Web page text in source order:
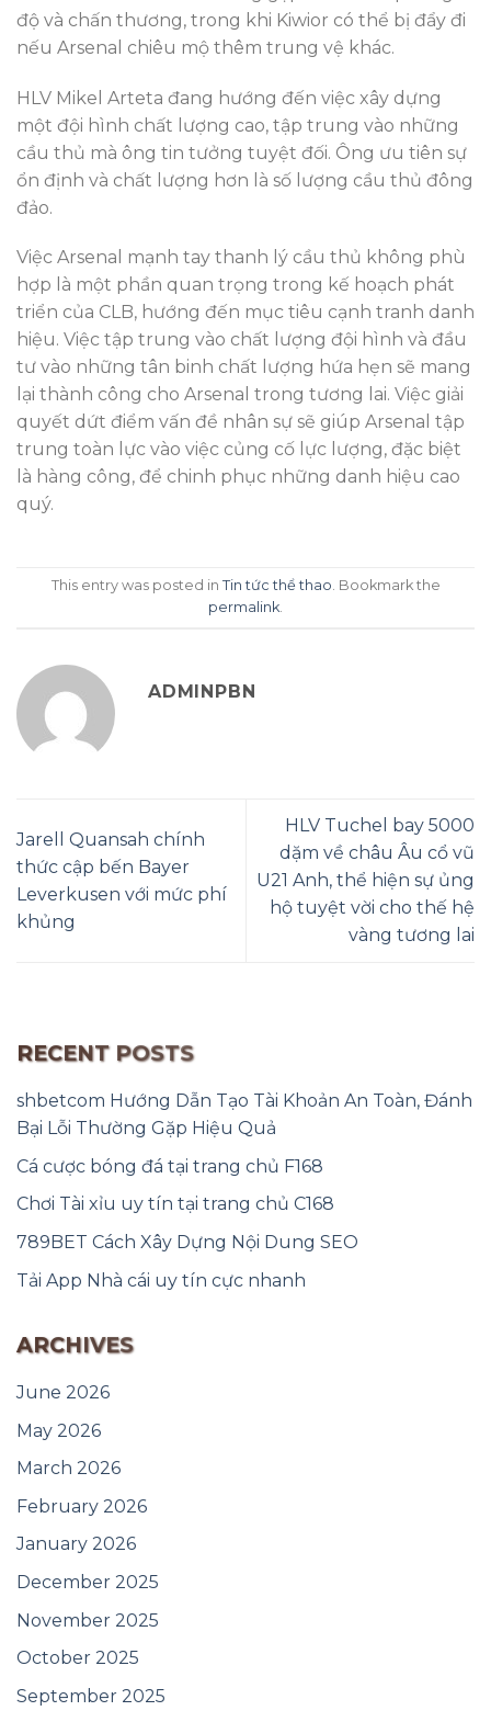
độ và chấn thương, trong khi Kiwior có thể bị đẩy đi
nếu Arsenal chiêu mộ thêm trung vệ khác.
HLV Mikel Arteta đang hướng đến việc xây dựng
một đội hình chất lượng cao, tập trung vào những
cầu thủ mà ông tin tưởng tuyệt đối. Ông ưu tiên sự
ổn định và chất lượng hơn là số lượng cầu thủ đông
đảo.
Việc Arsenal mạnh tay thanh lý cầu thủ không phù
hợp là một phần quan trọng trong kế hoạch phát
triển của CLB, hướng đến mục tiêu cạnh tranh danh
hiệu. Việc tập trung vào chất lượng đội hình và đầu
tư vào những tân binh chất lượng hứa hẹn sẽ mang
lại thành công cho Arsenal trong tương lai. Việc giải
quyết dứt điểm vấn đề nhân sự sẽ giúp Arsenal tập
trung toàn lực vào việc củng cố lực lượng, đặc biệt
là hàng công, để chinh phục những danh hiệu cao
quý.
This entry was posted in Tin tức thể thao. Bookmark the
permalink.
ADMINPBN
Jarell Quansah chính
thức cập bến Bayer
Leverkusen với mức phí
khủng
HLV Tuchel bay 5000
dặm về châu Âu cổ vũ
U21 Anh, thể hiện sự ủng
hộ tuyệt vời cho thế hệ
vàng tương lai
RECENT POSTS
shbetcom Hướng Dẫn Tạo Tài Khoản An Toàn, Đánh
Bại Lỗi Thường Gặp Hiệu Quả
Cá cược bóng đá tại trang chủ F168
Chơi Tài xỉu uy tín tại trang chủ C168
789BET Cách Xây Dựng Nội Dung SEO
Tải App Nhà cái uy tín cực nhanh
ARCHIVES
June 2026
May 2026
March 2026
February 2026
January 2026
December 2025
November 2025
October 2025
September 2025